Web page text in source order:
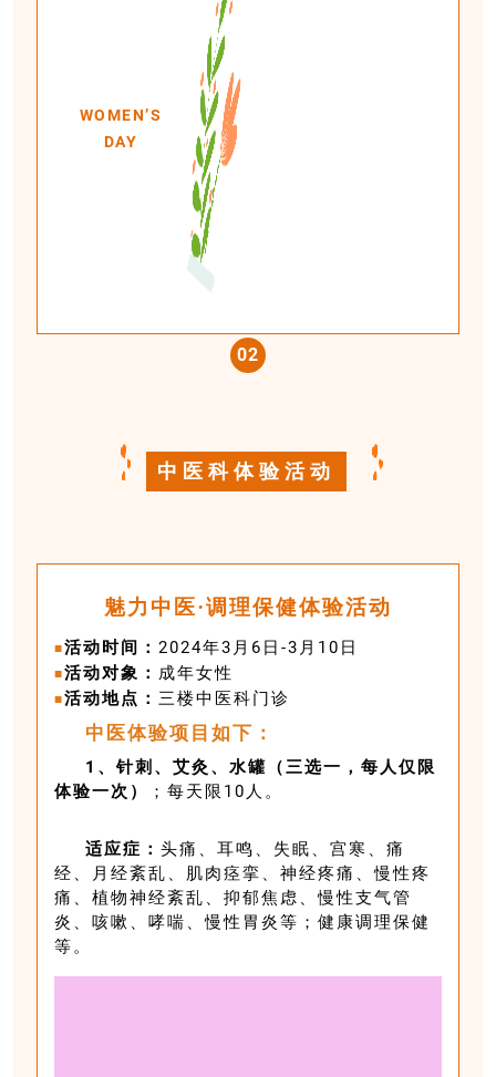
WOMEN’S
DAY
02
中医科体验活动
魅力中医·调理保健体验活动
■活动时间：2024年3月6日-3月10日
■活动对象： 成年女性
■活动地点：三楼中医科门诊
中医体验项目如下：
1、针刺、艾灸、水罐（三选一，每人仅限
体验一次）
；每天限10人。
适应症：头痛、耳鸣、失眠、宫寒、痛
经、月经紊乱、肌肉痉挛、神经疼痛、慢性疼
痛、植物神经紊乱、抑郁焦虑、慢性支气管
炎、咳嗽、哮喘、慢性胃炎等；健康调理保健
等。